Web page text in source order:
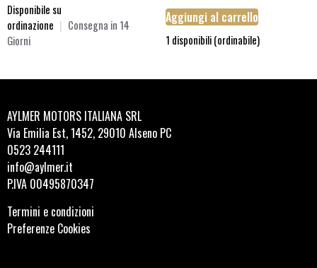
Disponibile su
ordinazione | Consegna in 14
Giorni
Aggiungi al carrello
1 disponibili (ordinabile)
AYLMER MOTORS ITALIANA SRL
Via Emilia Est, 1452, 29010 Alseno PC
0523 244111
info@aylmer.it
P.IVA 00495870347
Termini e condizioni
Preferenze Cookies